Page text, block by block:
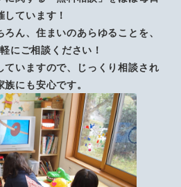
しています！
ん、住まいのあらゆることを、
にご相談ください！
ていますので、じっくり相談され
族にも安心です。